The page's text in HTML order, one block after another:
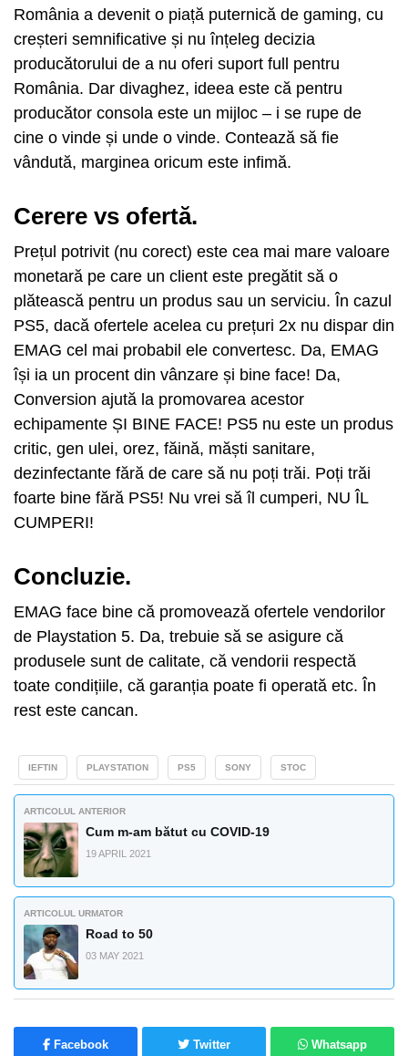
România a devenit o piață puternică de gaming, cu
creșteri semnificative și nu înțeleg decizia
producătorului de a nu oferi suport full pentru
România. Dar divaghez, ideea este că pentru
producător consola este un mijloc – i se rupe de
cine o vinde și unde o vinde. Contează să fie
vândută, marginea oricum este infimă.
Cerere vs ofertă.
Prețul potrivit (nu corect) este cea mai mare valoare
monetară pe care un client este pregătit să o
plătească pentru un produs sau un serviciu. În cazul
PS5, dacă ofertele acelea cu prețuri 2x nu dispar din
EMAG cel mai probabil ele convertesc. Da, EMAG
își ia un procent din vânzare și bine face! Da,
Conversion ajută la promovarea acestor
echipamente ȘI BINE FACE! PS5 nu este un produs
critic, gen ulei, orez, făină, măști sanitare,
dezinfectante fără de care să nu poți trăi. Poți trăi
foarte bine fără PS5! Nu vrei să îl cumperi, NU ÎL
CUMPERI!
Concluzie.
EMAG face bine că promovează ofertele vendorilor
de Playstation 5. Da, trebuie să se asigure că
produsele sunt de calitate, că vendorii respectă
toate condițiile, că garanția poate fi operată etc. În
rest este cancan.
IEFTIN PLAYSTATION PS5 SONY STOC
ARTICOLUL ANTERIOR
Cum m-am bătut cu COVID-19
19 APRIL 2021
ARTICOLUL URMATOR
Road to 50
03 MAY 2021
Facebook Twitter Whatsapp